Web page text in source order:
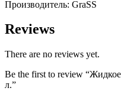
Производитель: GraSS
Reviews
There are no reviews yet.
Be the first to review
л.”